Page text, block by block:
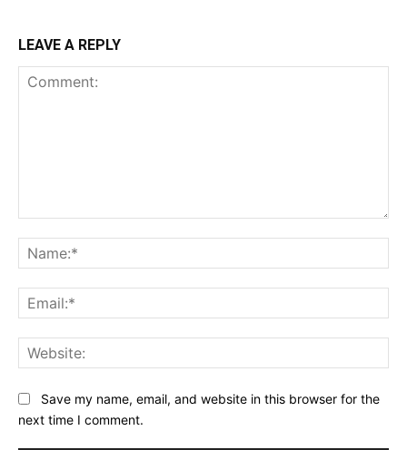
LEAVE A REPLY
Save my name, email, and website in this browser for the
next time I comment.